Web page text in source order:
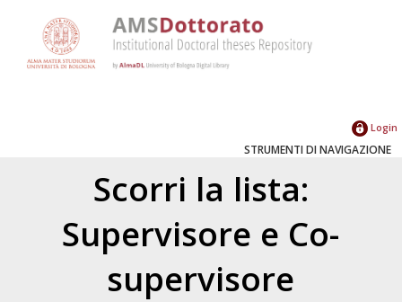
Login
STRUMENTI DI NAVIGAZIONE
Scorri la lista:
Supervisore e Co-
supervisore